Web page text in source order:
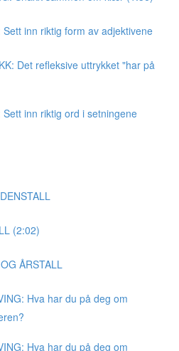
Sett inn riktig form av adjektivene
Det refleksive uttrykket "har på
Sett inn riktig ord i setningene
(2:02)
ÅRSTALL
Hva har du på deg om
Hva har du på deg om